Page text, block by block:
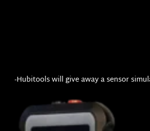
-Hubitools will give away a sensor